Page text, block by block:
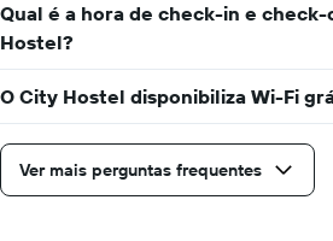
Qual é a hora de check-in e
Hostel?
O City Hostel disponibiliza Wi-Fi
Ver mais perguntas frequentes